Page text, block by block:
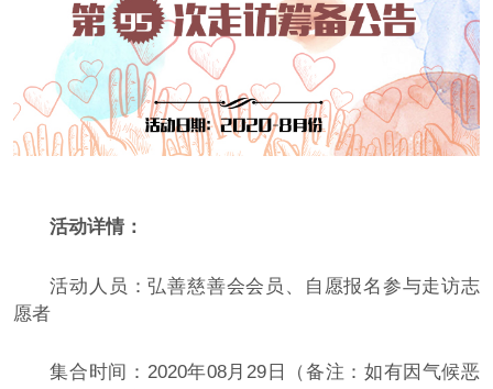
活动详情：
活动人员：弘善慈善会会员、自愿报名参与走访志
愿者
集合时间：2020年08月29日（备注：如有因气候恶